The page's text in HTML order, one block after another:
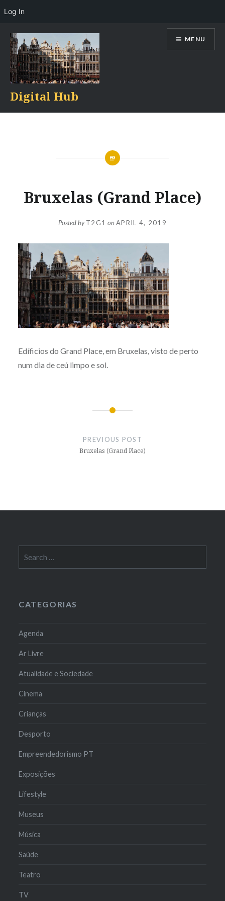
content
Digital Hub
MENU
Bruxelas (Grand Place)
Posted byT2G1 onAPRIL 4, 2019
Edíficios do Grand Place, em Bruxelas, visto de perto
num dia de ceú limpo e sol.
PREVIOUS POST
Bruxelas (Grand Place)
for:
CATEGORIAS
Agenda
Ar Livre
Atualidade e Sociedade
Cinema
Crianças
Desporto
Empreendedorismo PT
Exposições
Lifestyle
Museus
Música
Saúde
Teatro
TV
Log In